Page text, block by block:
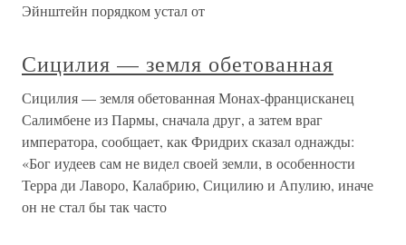
Эйнштейн порядком устал от
Сицилия — земля обетованная
Сицилия — земля обетованная Монах-францисканец
Салимбене из Пармы, сначала друг, а затем враг
императора, сообщает, как Фридрих сказал однажды:
«Бог иудеев сам не видел своей земли, в особенности
Терра ди Лаворо, Калабрию, Сицилию и Апулию, иначе
он не стал бы так часто